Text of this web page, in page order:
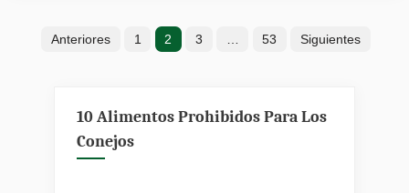
cómo
conejo
Paginación
Anteriores 1 2 3 53 Siguientes
10 Alimentos Prohibidos Para Los
Conejos